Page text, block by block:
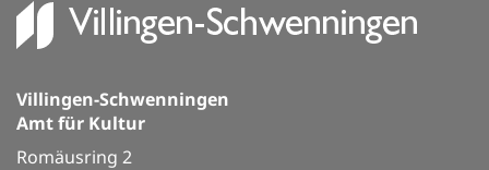
Service & Info
Führungen
Villingen-Schwenningen
Amt für Kultur
Romäusring 2